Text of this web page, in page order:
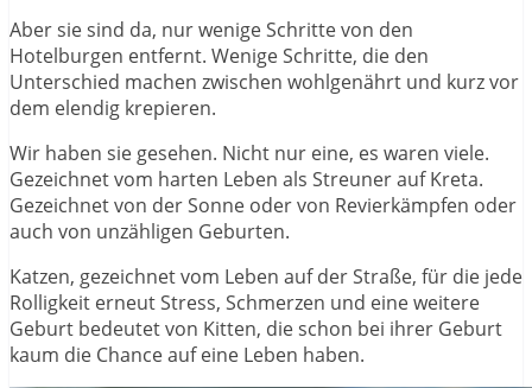
Aber sie sind da, nur wenige Schritte von den
Hotelburgen entfernt. Wenige Schritte, die den
Unterschied machen zwischen wohlgenährt und kurz vor
dem elendig krepieren.
Wir haben sie gesehen. Nicht nur eine, es waren viele.
Gezeichnet vom harten Leben als Streuner auf Kreta.
Gezeichnet von der Sonne oder von Revierkämpfen oder
auch von unzähligen Geburten.
Katzen, gezeichnet vom Leben auf der Straße, für die jede
Rolligkeit erneut Stress, Schmerzen und eine weitere
Geburt bedeutet von Kitten, die schon bei ihrer Geburt
kaum die Chance auf eine Leben haben.